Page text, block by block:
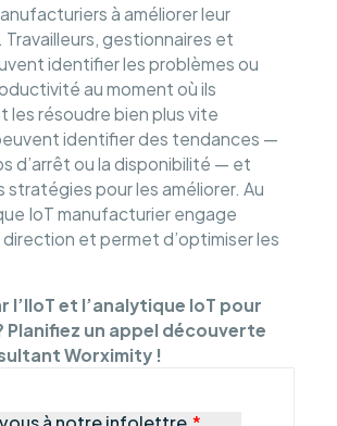
à améliorer leur
gestionnaires et
identifier les problèmes ou
au moment où ils
les résoudre bien plus vite
identifier des tendances —
d’arrêt ou la disponibilité — et
stratégies pour les améliorer. Au
IoT manufacturier engage
et permet d’optimiser les
l’IIoT et l’analytique IoT pour
Planifiez un appel découverte
Worximity !